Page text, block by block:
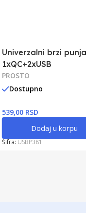
Univerzalni brzi
1xQC+2xUSB
PROSTO
Dostupno
539,00 RSD
Dodaj u korpu
Šifra: USBP381